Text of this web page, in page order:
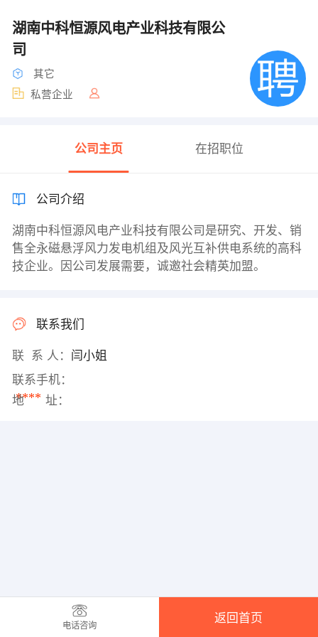
湖南中科恒源风电产业科技有限公
司
其它
私营企业
公司主页 在招职位
公司介绍
湖南中科恒源风电产业科技有限公司是研究、开发、销
售全永磁悬浮风力发电机组及风光互补供电系统的高科
技企业。因公司发展需要，诚邀社会精英加盟。
联系我们
联 系 人： 闫小姐
联系手机：
****
地 址：
电话咨询
返回首页